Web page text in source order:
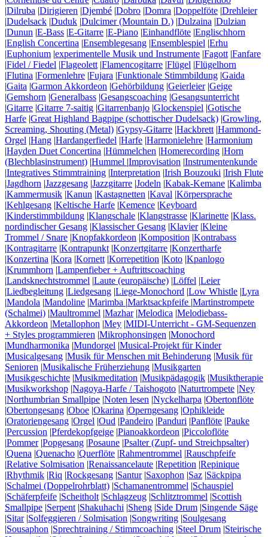
|Dilruba |Dirigieren |Djembé |Dobro |Domra |Doppelföte |Drehleier
|Dudelsack |Duduk |Dulcimer (Mountain D.) |Dulzaina |Dulzian
|Dunun |E-Bass |E-Gitarre |E-Piano |Einhandflöte |Englischhorn
|English Concertina |Ensemblegesang |Ensemblespiel |Erhu
|Euphonium |experimentelle Musik und Instrumente |Fagott|Fanfare
|Fidel / Fiedel |Flageolett|Flamencogitarre |Flügel |Flügelhorn
|Flutina |Formenlehre |Fujara |Funktionale Stimmbildung |Gaida
|Gaita |Garmon Akkordeon |Gehörbildung |Geierleier|Geige
|Gemshorn |Generalbass |Gesangscoaching |Gesangsunterricht
|Gitarre |Gitarre 7-saitig |Gitarrenbanjo |Glockenspiel |Gotische
Harfe |Great Highland Bagpipe (schottischer Dudelsack) |Growling,
Screaming, Shouting (Metal) |Gypsy-Gitarre |Hackbrett|Hammond-
Orgel |Hang |Hardangerfiedel |Harfe |Harmonielehre |Harmonium
|Hayden Duet Concertina |Hümmelchen |Homerecording |Horn
(Blechblasinstrument) |Hummel |Improvisation |Instrumentenkunde
|Integratives Stimmtraining |Interpretation |Irish Bouzouki |Irish Flute
|Jagdhorn |Jazzgesang |Jazzgitarre |Jodeln |Kabak-Kemane |Kalimba
|Kammermusik |Kanun |Kastagnetten |Kaval |Körpersprache
|Kehlgesang |Keltische Harfe |Kemence |Keyboard
|Kinderstimmbildung |Klangschale |Klangstrasse |Klarinette |Klass.
nordindischer Gesang |Klassischer Gesang |Klavier|Kleine
Trommel / Snare |Knopfakkordeon |Komposition |Kontrabass
|Kontragitarre |Kontrapunkt|Konzertgitarre |Konzertharfe
|Konzertina |Kora |Kornett|Korrepetition |Koto |Kpanlogo
|Krummhorn |Lampenfieber + Auftrittscoaching
|Landsknechtstrommel |Laute (europäische) |Löffel |Leier
|Liedbegleitung |Liedgesang |Liege-Monochord |Low Whistle |Lyra
|Mandola |Mandoline |Marimba |Marktsackpfeife |Martinstrompete
(Schalmei) |Maultrommel |Mazhar|Melodica |Melodiebass-
Akkordeon |Metallophon |Mey |MIDI-Unterricht - GM-Sequenzen
+ Styles programmieren |Mikrophonsingen |Monochord
|Mundharmonika |Mundorgel |Musical-Projekt für Kinder
|Musicalgesang |Musik für Menschen mit Behinderung |Musik für
Senioren |Musikalische Früherziehung |Musikgarten
|Musikgeschichte |Musikmeditation |Musikpädagogik |Musiktherapie
|Musikworkshop |Nagoya-Harfe / Taishogoto |Naturtrompete |Ney
|Northumbrian Smallpipe |Noten lesen |Nyckelharpa |Obertonflöte
|Obertongesang |Oboe |Okarina |Operngesang |Ophikleide
|Oratoriengesang |Orgel |Oud |Pandeiro |Panduri |Panflöte |Pauke
|Percussion |Pferdekopfgeige |Pianoakkordeon |Piccoloflöte
|Pommer|Popgesang |Posaune |Psalter (Zupf- und Streichpsalter)
|Quena |Quenacho |Querflöte |Rahmentrommel |Rauschpfeife
|Relative Solmisation |Renaissancelaute |Repetition |Repinique
|Rhythmik |Riq |Rockgesang |Santur|Saxophon |Saz |Säckpipa
|Schalmei (Doppelrohrblatt) |Schamanentrommel |Schauspiel
|Schäferpfeife |Scheitholt|Schlagzeug |Schlitztrommel |Scottish
Smallpipe |Serpent|Shakuhachi |Sheng |Side Drum |Singende Säge
|Sitar|Solfeggieren / Solmisation |Songwriting |Soulgesang
|Sousaphon |Sprechtraining / Stimmcoaching |Steel Drum |Steirische